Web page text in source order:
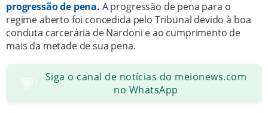
progressão de pena. A progressão de pena para o
regime aberto foi concedida pelo Tribunal devido à boa
conduta carcerária de Nardoni e ao cumprimento de
mais da metade de sua pena.
💬
Siga o canal de notícias do meionews.com
no WhatsApp